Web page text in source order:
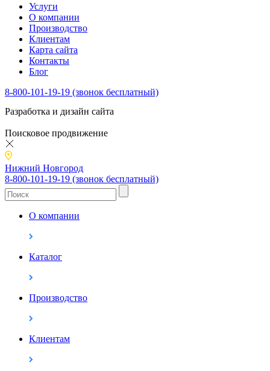
Услуги
О компании
Производство
Клиентам
Карта сайта
Контакты
Блог
8-800-101-19-19 (звонок бесплатный)
Разработка и дизайн сайта
Поисковое продвижение
Нижний Новгород
8-800-101-19-19 (звонок бесплатный)
О компании
Каталог
Производство
Клиентам